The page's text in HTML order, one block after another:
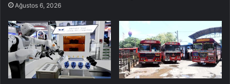
Ağustos 6, 2026